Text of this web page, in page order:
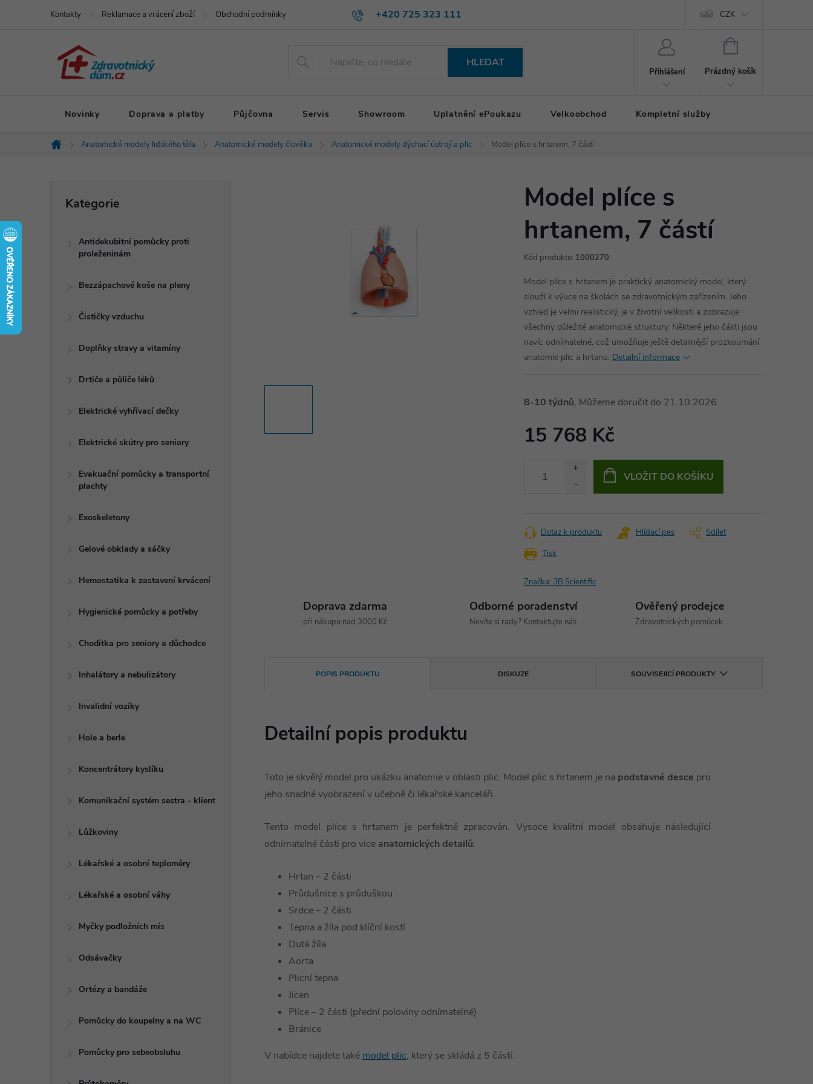
+420 725 323 111
Kontakty Reklamace a vrácení zboží Obchodní podmínky CZK
HLEDAT
Přihlášení
NÁKUPNÍ
Prázdný košík
Novinky Doprava a platby Půjčovna Servis Showroom Uplatnění ePoukazu Velkoobchod Kompletní služby
Domů
Anatomické modely lidského těla Anatomické modely člověka Anatomické modely dýchací ústrojí a plic Model plíce s hrtanem, 7 částí
kategorie
Kategorie
Antidekubitní pomůcky proti
proleženinám
Bezzápachové koše na pleny
Čističky vzduchu
Doplňky stravy a vitamíny
Drtiče a půliče léků
Elektrické vyhřívací dečky
Elektrické skútry pro seniory
Evakuační pomůcky a transportní
plachty
Exoskeletony
Gelové obklady a sáčky
Hemostatika k zastavení krvácení
Hygienické pomůcky a potřeby
Chodítka pro seniory a důchodce
Inhalátory a nebulizátory
Invalidní vozíky
Hole a berle
Koncentrátory kyslíku
Komunikační systém sestra - klient
Lůžkoviny
Lékařské a osobní teploměry
Lékařské a osobní váhy
Myčky podložních mís
Odsávačky
Ortézy a bandáže
Pomůcky do koupelny a na WC
Pomůcky pro sebeobsluhu
Model plíce s
hrtanem, 7 částí
Kód produktu: 1000270
Model plíce s hrtanem je praktický anatomický model, který
slouží k výuce na školách se zdravotnickým zařízením. Jeho
vzhled je velmi realistický, je v životní velikosti a zobrazuje
všechny důležité anatomické struktury. Některé jeho části jsou
navíc odnímatelné, což umožňuje ještě detailnější prozkoumání
anatomie plic a hrtanu. Detailní informace
8-10 týdnů 21.10.2026
15 768 Kč
VLOŽIT DO KOŠÍKU
Tisk
Dotaz k produktu Hlídací pes Sdílet
Značka: 3B Scientific
Doprava zdarma
při nákupu nad 3000 Kč
Odborné poradenství
Nevíte si rady? Kontaktujte nás.
Ověřený prodejce
Zdravotnických pomůcek
POPIS PRODUKTU DISKUZE SOUVISEJÍCÍ PRODUKTY
Detailní popis produktu
Toto je skvělý model pro ukázku anatomie v oblasti plic. Model plic s hrtanem je na podstavné desce pro
jeho snadné vyobrazení v učebně či lékařské kanceláři.
Tento model plíce s hrtanem je perfektně zpracován. Vysoce kvalitní model obsahuje následující
odnímatelné části pro více anatomických detailů:
Hrtan – 2 části
Průdušnice s průduškou
Srdce – 2 části
Tepna a žíla pod klíční kostí
Dutá žíla
Aorta
Plicní tepna
Jícen
Plíce – 2 části (přední poloviny odnímatelné)
Bránice
V nabídce najdete také model plic, který se skládá z 5 částí.